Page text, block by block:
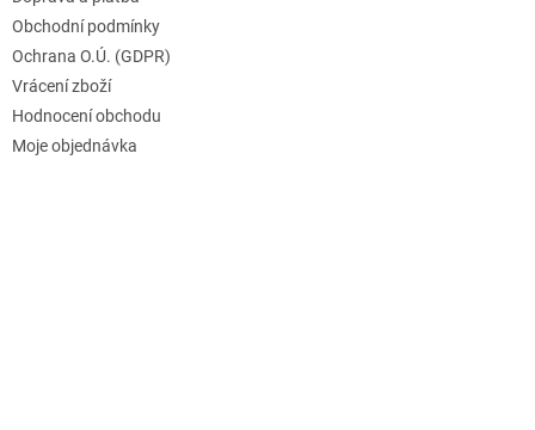
Obchodní podmínky
Ochrana O.Ú. (GDPR)
Vrácení zboží
Hodnocení obchodu
Moje objednávka